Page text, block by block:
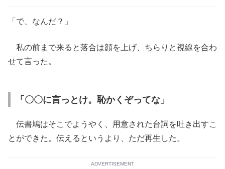
「で、なんだ？」
私の前まで来ると落合は顔を上げ、ちらりと視線を合わ
せて言った。
「〇〇に言っとけ。恥かくぞってな」
伝書鳩はそこでようやく、用意された台詞を吐き出すこ
とができた。伝えるというより、ただ再生した。
ADVERTISEMENT